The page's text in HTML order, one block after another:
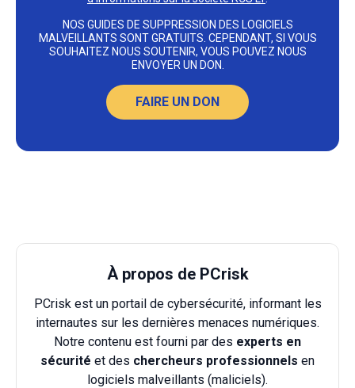
NOS GUIDES DE SUPPRESSION DES LOGICIELS
MALVEILLANTS SONT GRATUITS. CEPENDANT, SI VOUS
SOUHAITEZ NOUS SOUTENIR, VOUS POUVEZ NOUS
ENVOYER UN DON.
FAIRE UN DON
À propos de PCrisk
PCrisk est un portail de cybersécurité, informant les
internautes sur les dernières menaces numériques.
Notre contenu est fourni par des experts en
sécurité et des chercheurs professionnels en
logiciels malveillants (maliciels).